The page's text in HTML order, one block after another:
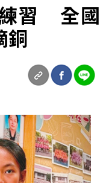
習 全國
銅